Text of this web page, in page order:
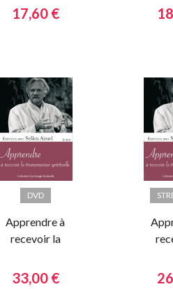
17,60 €
DVD
Apprendre à
recevoir la
spirituelle
33,00 €